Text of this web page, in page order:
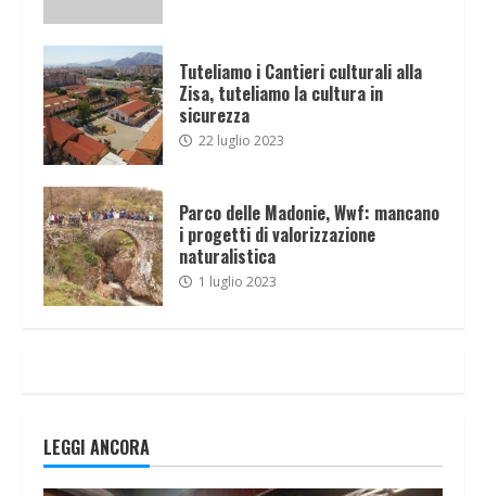
Tuteliamo i Cantieri culturali alla
Zisa, tuteliamo la cultura in
sicurezza
22 luglio 2023
Parco delle Madonie, Wwf: mancano
i progetti di valorizzazione
naturalistica
1 luglio 2023
LEGGI ANCORA